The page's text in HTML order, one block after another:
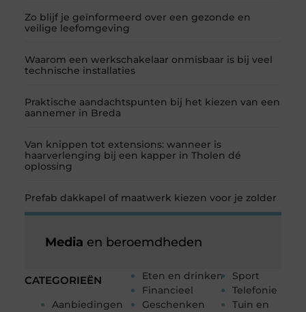
Zo blijf je geïnformeerd over een gezonde en
veilige leefomgeving
Waarom een werkschakelaar onmisbaar is bij veel
technische installaties
Praktische aandachtspunten bij het kiezen van een
aannemer in Breda
Van knippen tot extensions: wanneer is
haarverlenging bij een kapper in Tholen dé
oplossing
Prefab dakkapel of maatwerk kiezen voor je zolder
CATEGORIEËN
Aanbiedingen
Eten en drinken
Financieel
Geschenken
Sport
Telefonie
Tuin en
Media en beroemdheden